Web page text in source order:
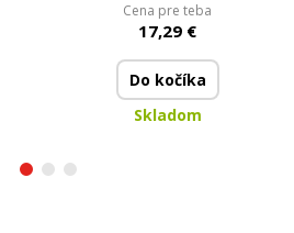
Cena pre teba
17,29 €
Do kočíka
Skladom